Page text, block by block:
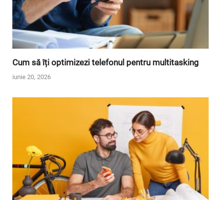
Cum să îți optimizezi telefonul pentru multitasking
iunie 20, 2026